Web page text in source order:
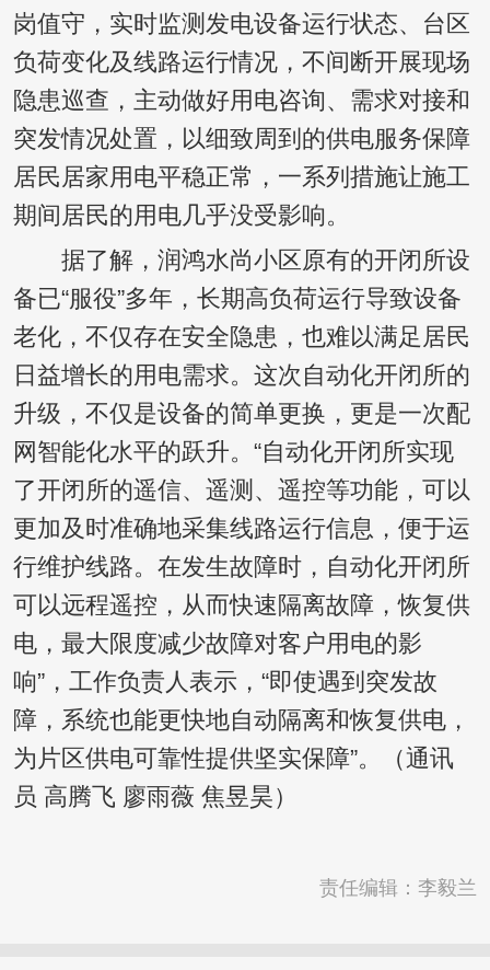
岗值守，实时监测发电设备运行状态、台区
负荷变化及线路运行情况，不间断开展现场
隐患巡查，主动做好用电咨询、需求对接和
突发情况处置，以细致周到的供电服务保障
居民居家用电平稳正常，一系列措施让施工
期间居民的用电几乎没受影响。
据了解，润鸿水尚小区原有的开闭所设
备已“服役”多年，长期高负荷运行导致设备
老化，不仅存在安全隐患，也难以满足居民
日益增长的用电需求。这次自动化开闭所的
升级，不仅是设备的简单更换，更是一次配
网智能化水平的跃升。“自动化开闭所实现
了开闭所的遥信、遥测、遥控等功能，可以
更加及时准确地采集线路运行信息，便于运
行维护线路。在发生故障时，自动化开闭所
可以远程遥控，从而快速隔离故障，恢复供
电，最大限度减少故障对客户用电的影
响”，工作负责人表示，“即使遇到突发故
障，系统也能更快地自动隔离和恢复供电，
为片区供电可靠性提供坚实保障”。（通讯
员 高腾飞 廖雨薇 焦昱昊）
责任编辑：李毅兰